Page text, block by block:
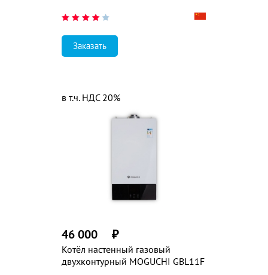
Заказать
Котёл настенный газовый
двухконтурный MOGUCHI GBL11F
46 000 ₽
в т.ч. НДС 20%